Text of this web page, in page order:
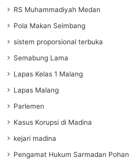
RS Muhammadiyah Medan
Pola Makan Seimbang
sistem proporsional terbuka
Semabung Lama
Lapas Kelas 1 Malang
Lapas Malang
Parlemen
Kasus Korupsi di Madina
kejari madina
Pengamat Hukum Sarmadan Pohan